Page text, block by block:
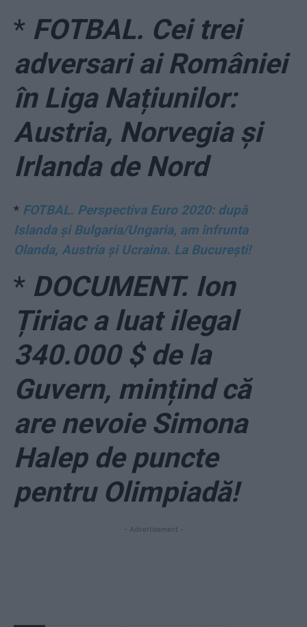
* FOTBAL. Cei trei
adversari ai României
în Liga Națiunilor:
Austria, Norvegia și
Irlanda de Nord
* FOTBAL. Perspectiva Euro 2020: după
Islanda și Bulgaria/Ungaria, am înfrunta
Olanda, Austria și Ucraina. La București!
* DOCUMENT. Ion
Țiriac a luat ilegal
340.000 $ de la
Guvern, mințind că
are nevoie Simona
Halep de puncte
pentru Olimpiadă!
- Advertisement -